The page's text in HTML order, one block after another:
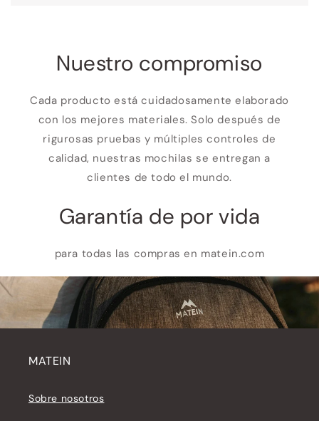
Nuestro compromiso
Cada producto está cuidadosamente elaborado
con los mejores materiales. Solo después de
rigurosas pruebas y múltiples controles de
calidad, nuestras mochilas se entregan a
clientes de todo el mundo.
Garantía de por vida
para todas las compras en matein.com
MATEIN
Sobre nosotros